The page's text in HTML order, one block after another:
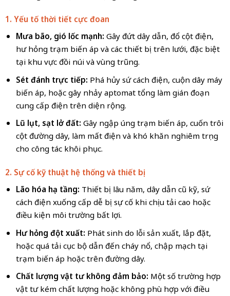
1. Yếu tố thời tiết cực đoan
Mưa bão, gió lốc mạnh: Gây đứt dây dẫn, đổ cột điện,
hư hỏng trạm biến áp và các thiết bị trên lưới, đặc biệt
tại khu vực đồi núi và vùng trũng.
Sét đánh trực tiếp: Phá hủy sứ cách điện, cuộn dây máy
biến áp, hoặc gây nhảy aptomat tổng làm gián đoạn
cung cấp điện trên diện rộng.
Lũ lụt, sạt lở đất: Gây ngập úng trạm biến áp, cuốn trôi
cột đường dây, làm mất điện và khó khăn nghiêm trọng
cho công tác khôi phục.
2. Sự cố kỹ thuật hệ thống và thiết bị
Lão hóa hạ tầng: Thiết bị lâu năm, dây dẫn cũ kỹ, sứ
cách điện xuống cấp dễ bị sự cố khi chịu tải cao hoặc
điều kiện môi trường bất lợi.
Hư hỏng đột xuất: Phát sinh do lỗi sản xuất, lắp đặt,
hoặc quá tải cục bộ dẫn đến cháy nổ, chập mạch tại
trạm biến áp hoặc trên đường dây.
Chất lượng vật tư không đảm bảo: Một số trường hợp
vật tư kém chất lượng hoặc không phù hợp với điều